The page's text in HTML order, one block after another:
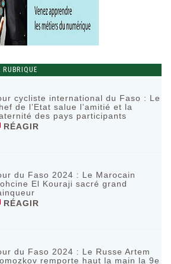
RUBRIQUE
cycliste international du Faso : Le
de l’Etat salue l’amitié et la
des pays participants
RÉAGIR
du Faso 2024 : Le Marocain
El Kouraji sacré grand
RÉAGIR
du Faso 2024 : Le Russe Artem
remporte haut la main la 9e